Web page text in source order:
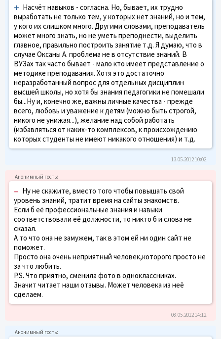
+ Насчёт навыков - согласна. Но, бывает, их трудно
выработать не только тем, у которых нет знаний, но и тем,
у кого их слишком много. Другими словами, преподаватель
может много знать, но не уметь преподнести, выделить
главное, правильно построить занятие т.д. Я думаю, что в
случае Оксаны А. проблема не в отсутствие знаний. В
ВУЗах так часто бывает - мало кто имеет представление о
методике преподавания. Хотя это достаточно
неразработанный вопрос для отдельных дисциплин
высшей школы, но хотя бы знания педагогики не помешали
бы...Ну и, конечно же, важны личные качества - прежде
всего, любовь и уважение к детям (можно быть строгой,
никого не унижая...), желание над собой работать
(избавляться от каких-то комплексов, к происхождению
которых студенты не имеют никакого отношения) и т.д.
13.05.2012 10:02
– Ну не скажите, вместо того чтобы повышать свой
уровень знаний, тратит время на сайты знакомств.
Если б её профессиональные знания и навыки
соответствовали её должности, то никто б и слова не
сказал.
А то что она не замужем, так в этом ей ни один сайт не
поможет.
Просто она очень неприятный человек,которого просто не
за что любить.
P.S. Что приятно, сменила фото в одноклассниках.
Значит читает наши отзывы. Может человека из неё
сделаем.
08.05.2012 14:12